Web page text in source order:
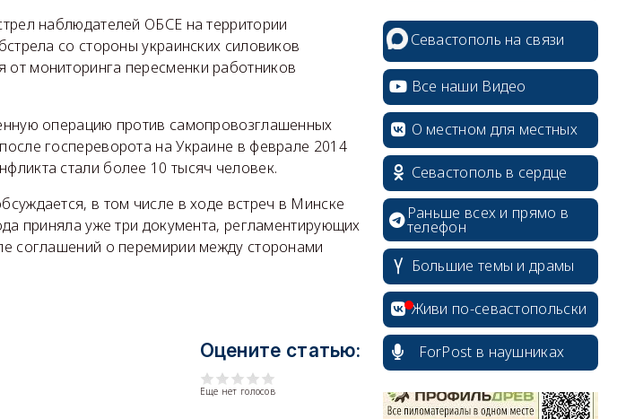
наблюдателей ОБСЕ на территории
со стороны украинских силовиков
мониторинга пересменки работников
операцию против самопровозглашенных
госпереворота на Украине в феврале 2014
стали более 10 тысяч человек.
в том числе в ходе встреч в Минске
приняла уже три документа, регламентирующих
соглашений о перемирии между сторонами
Оцените статью:
Еще нет голосов
Севастополь на связи
Все наши Видео
О местном для местных
Севастополь в сердце
Раньше всех и прямо в
телефон
Большие темы и драмы
Живи по-севастопольски
ForPost в наушниках
erid: 2SDnjcrDNw6